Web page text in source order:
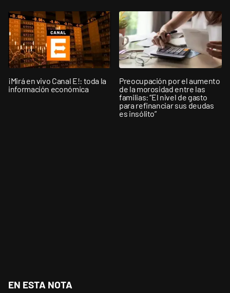
¡Mirá en vivo Canal E!: toda la
información económica
Preocupación por el aumento
de la morosidad entre las
familias: “El nivel de gasto
para refinanciar sus deudas
es insólito”
EN ESTA NOTA